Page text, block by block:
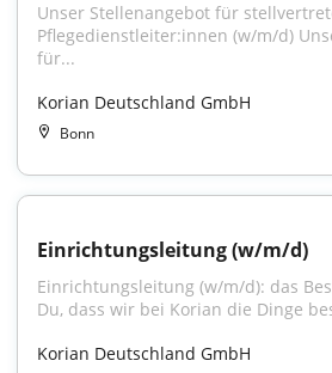
Unser Stellenangebot für
Pflegedienstleiter:innen (w/m/d)
für...
Korian Deutschland GmbH
Bonn
Einrichtungsleitung (w/m/d)
Einrichtungsleitung (w/m/d): das
Du, dass wir bei Korian die Dinge
Korian Deutschland GmbH